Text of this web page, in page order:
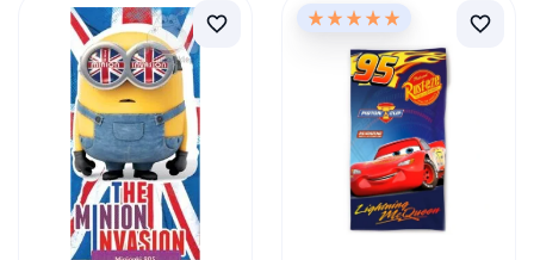
Biały
Brązowy
Czarny
Czerwony